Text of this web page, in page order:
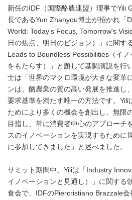
新任のIDF（国際酪農連盟）理事でYili
長であるYun Zhanyou博士が招かれ「
World: Today's Focus, Tomorrow's
日の焦点、明日のビジョン）」に関す
Leads to Boundless Possibilities（イ
をもたらす）」と題して基調演説を行
士は「世界のマクロ環境が大きな変革
ンは、酪農業の質の高い発展を推進し
要求基準を満たす唯一の方法です。Yili
ためにより多くの機会を創出し、無限
目指し、常に消費者中心のアプローチ
スのイノベーションを実現するために
に参加してきました」と述べました。
サミット期間中、Yiliは「Industry
イノベーションと見通し）」に関する
食会で、IDFのPiercristiano Brazzale